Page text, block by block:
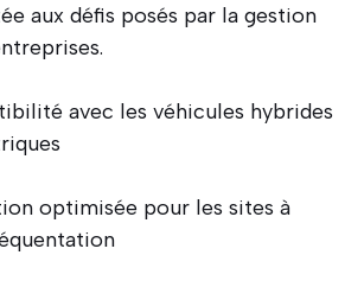
aux défis posés par la gestion
avec les véhicules hybrides
optimisée pour les sites à